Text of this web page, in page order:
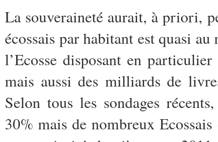
La souveraineté aurait, à priori,
écossais par habitant est quasi
l’Ecosse disposant en
mais aussi des milliards de
Selon tous les sondages
30% mais de nombreux